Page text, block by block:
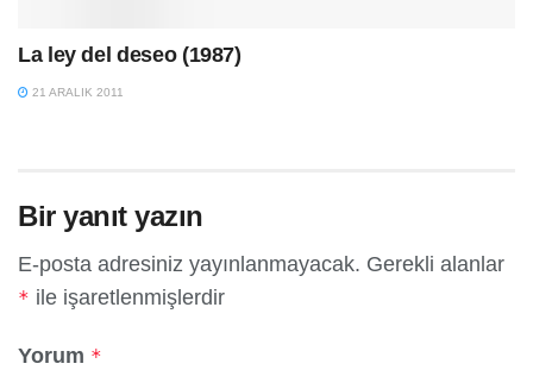
La ley del deseo (1987)
21 ARALIK 2011
Bir yanıt yazın
E-posta adresiniz yayınlanmayacak. Gerekli alanlar
* ile işaretlenmişlerdir
Yorum *